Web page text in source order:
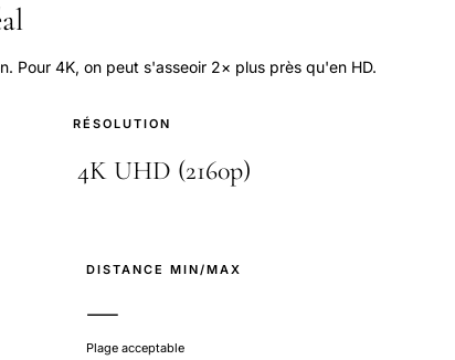
Pour 4K, on peut s'asseoir 2× plus près qu'en HD.
RÉSOLUTION
DISTANCE MIN/MAX
—
Plage acceptable